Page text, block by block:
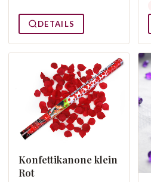
DETAILS
Konfettikanone klein
Rot